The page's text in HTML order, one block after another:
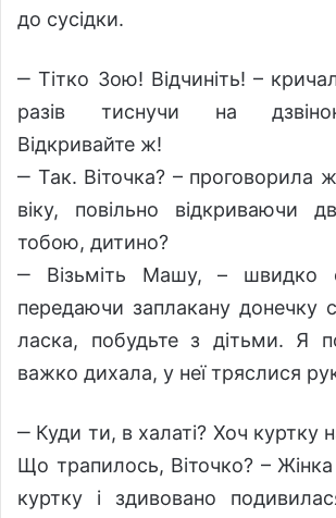
до сусідки.
‒ Тітко Зою! Відчиніть! –
разів тиснучи на
Відкривайте ж!
‒ Так. Віточка? – проговорила
віку, повільно відкриваючи
тобою, дитино?
‒ Візьміть Машу, – швидко
передаючи заплакану донечку
ласка, побудьте з дітьми. Я
важко дихала, у неї тряслися
‒ Куди ти, в халаті? Хоч куртку
Що трапилось, Віточко? –
куртку і здивовано